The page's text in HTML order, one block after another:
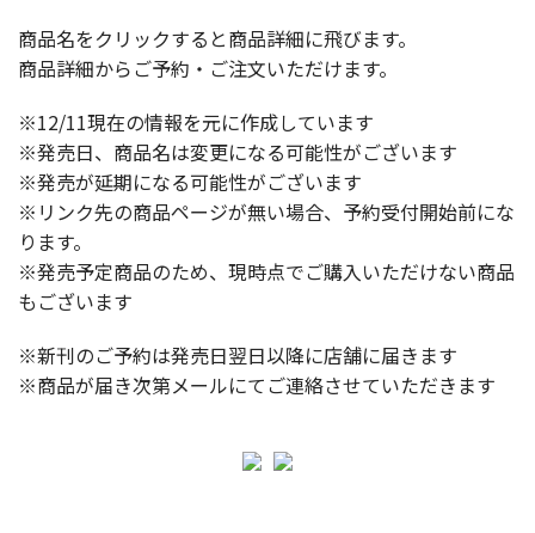
商品名をクリックすると商品詳細に飛びます。
商品詳細からご予約・ご注文いただけます。
※12/11現在の情報を元に作成しています
※発売日、商品名は変更になる可能性がございます
※発売が延期になる可能性がございます
※リンク先の商品ページが無い場合、予約受付開始前にな
ります。
※発売予定商品のため、現時点でご購入いただけない商品
もございます
※新刊のご予約は発売日翌日以降に店舗に届きます
※商品が届き次第メールにてご連絡させていただきます